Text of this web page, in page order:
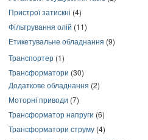
Пристрої затискні (4)
Фільтрування олій (11)
Етикетувальне обладнання (9)
Транспортер (1)
Трансформатори (30)
Додаткове обладнання (2)
Моторні приводи (7)
Трансформатор напруги (6)
Трансформатори струму (4)